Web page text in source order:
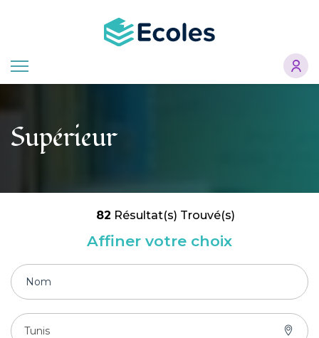
principal
Supérieur
82 Résultat(s) Trouvé(s)
Affiner votre choix
Tunis